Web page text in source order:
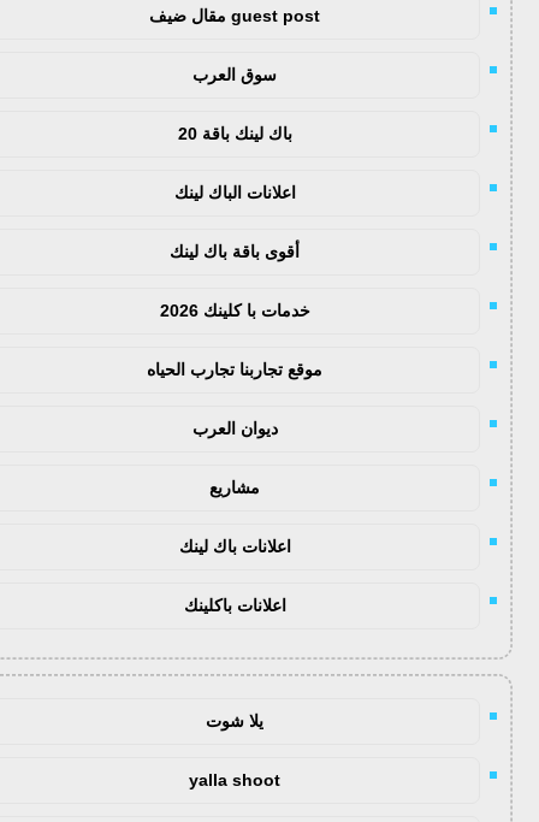
guest post مقال ضيف
سوق العرب
باك لينك باقة 20
اعلانات الباك لينك
أقوى باقة باك لينك
خدمات با كلينك 2026
موقع تجاربنا تجارب الحياه
ديوان العرب
مشاريع
اعلانات باك لينك
اعلانات باكلينك
يلا شوت
yalla shoot